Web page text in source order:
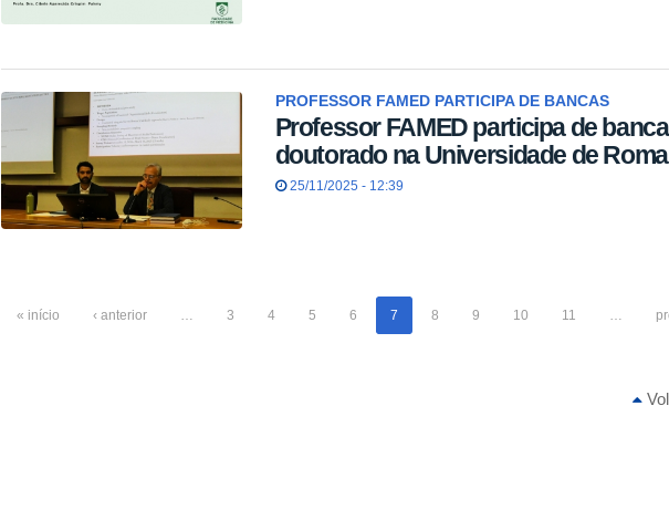
PROFESSOR FAMED PARTICIPA DE BANCAS
Professor FAMED participa de
doutorado na Universidade de Roma
25/11/2025 - 12:39
« início ‹ anterior 3 4 5 6 7 8 9 10 11